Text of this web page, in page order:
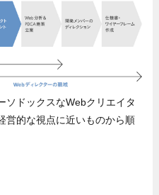
ソドックスなWebクリエイタ
営的な視点に近いものから順